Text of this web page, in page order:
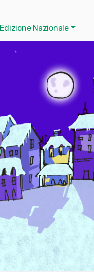
Edizione Nazionale